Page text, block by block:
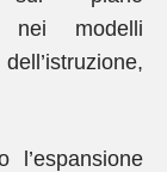
nei modelli
l’espansione